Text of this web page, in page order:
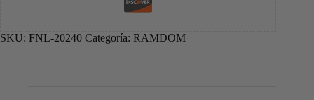
SKU: FNL-20240 Categoría: RAMDOM